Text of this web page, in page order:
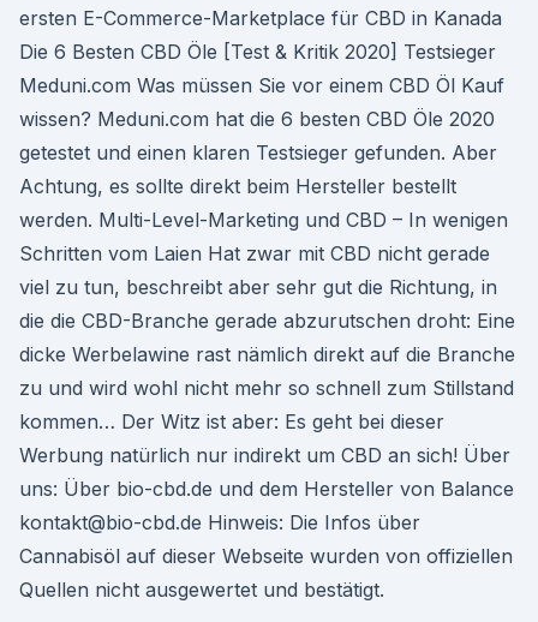
ersten E-Commerce-Marketplace für CBD in Kanada
Die 6 Besten CBD Öle [Test & Kritik 2020] Testsieger
Meduni.com Was müssen Sie vor einem CBD Öl Kauf
wissen? Meduni.com hat die 6 besten CBD Öle 2020
getestet und einen klaren Testsieger gefunden. Aber
Achtung, es sollte direkt beim Hersteller bestellt
werden. Multi-Level-Marketing und CBD – In wenigen
Schritten vom Laien Hat zwar mit CBD nicht gerade
viel zu tun, beschreibt aber sehr gut die Richtung, in
die die CBD-Branche gerade abzurutschen droht: Eine
dicke Werbelawine rast nämlich direkt auf die Branche
zu und wird wohl nicht mehr so schnell zum Stillstand
kommen… Der Witz ist aber: Es geht bei dieser
Werbung natürlich nur indirekt um CBD an sich! Über
uns: Über bio-cbd.de und dem Hersteller von Balance
kontakt@bio-cbd.de Hinweis: Die Infos über
Cannabisöl auf dieser Webseite wurden von offiziellen
Quellen nicht ausgewertet und bestätigt.